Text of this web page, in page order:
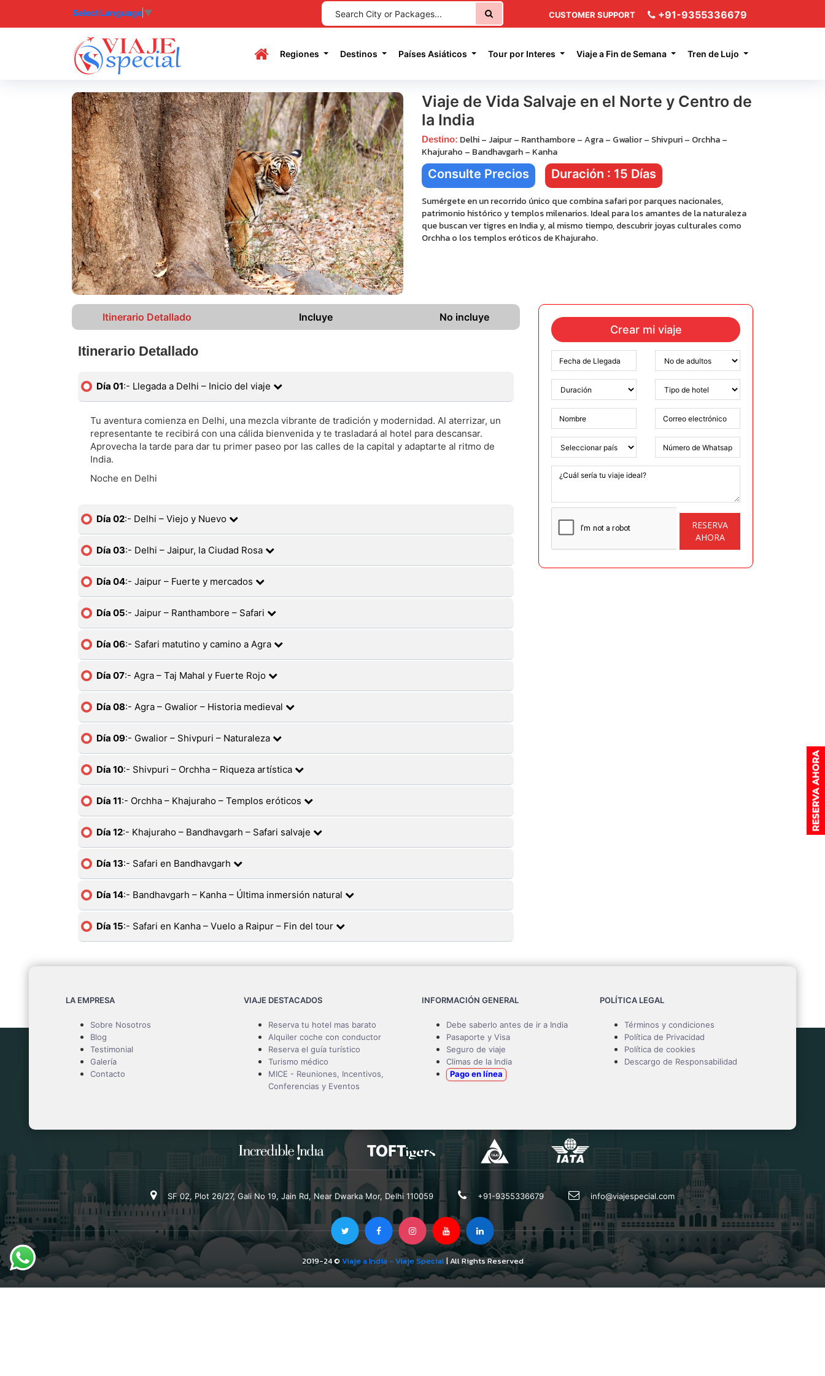
Select Language ▼ CUSTOMER SUPPORT +91-9355336679
(current)
Regiones Destinos Países Asiáticos Tour por Interes Viaje a Fin de Semana Tren de Lujo
Previous Next
Viaje de Vida Salvaje en el Norte y Centro de
la India
Destino: Delhi – Jaipur – Ranthambore – Agra – Gwalior – Shivpuri – Orchha –
Khajuraho – Bandhavgarh – Kanha
Consulte Precios Duración : 15 Días
Sumérgete en un recorrido único que combina safari por parques nacionales,
patrimonio histórico y templos milenarios. Ideal para los amantes de la naturaleza
que buscan ver tigres en India y, al mismo tiempo, descubrir joyas culturales como
Orchha o los templos eróticos de Khajuraho.
Itinerario Detallado Incluye No incluye
Itinerario Detallado
Día 01:- Llegada a Delhi – Inicio del viaje
Tu aventura comienza en Delhi, una mezcla vibrante de tradición y modernidad. Al aterrizar, un
representante te recibirá con una cálida bienvenida y te trasladará al hotel para descansar.
Aprovecha la tarde para dar tu primer paseo por las calles de la capital y adaptarte al ritmo de
India.
Noche en Delhi
Día 02:- Delhi – Viejo y Nuevo
Día 03:- Delhi – Jaipur, la Ciudad Rosa
Día 04:- Jaipur – Fuerte y mercados
Día 05:- Jaipur – Ranthambore – Safari
Día 06:- Safari matutino y camino a Agra
Día 07:- Agra – Taj Mahal y Fuerte Rojo
Día 08:- Agra – Gwalior – Historia medieval
Día 09:- Gwalior – Shivpuri – Naturaleza
Día 10:- Shivpuri – Orchha – Riqueza artística
Día 11:- Orchha – Khajuraho – Templos eróticos
Día 12:- Khajuraho – Bandhavgarh – Safari salvaje
Día 13:- Safari en Bandhavgarh
Día 14:- Bandhavgarh – Kanha – Última inmersión natural
Día 15:- Safari en Kanha – Vuelo a Raipur – Fin del tour
Crear mi viaje
RESERVA
AHORA
LA EMPRESA
Sobre Nosotros
Blog
Testimonial
Galería
Contacto
VIAJE DESTACADOS
Reserva tu hotel mas barato
Alquiler coche con conductor
Reserva el guía turístico
Turismo médico
MICE - Reuniones, Incentivos,
Conferencias y Eventos
INFORMACIÓN GENERAL
Debe saberlo antes de ir a India
Pasaporte y Visa
Seguro de viaje
Climas de la India
Pago en línea
POLÍTICA LEGAL
Términos y condiciones
Política de Privacidad
Política de cookies
Descargo de Responsabilidad
SF 02, Plot 26/27, Gali No 19, Jain Rd, Near Dwarka Mor, Delhi 110059 +91-9355336679 info@viajespecial.com
2019-24 © Viaje a India - Viaje Special| All Rights Reserved